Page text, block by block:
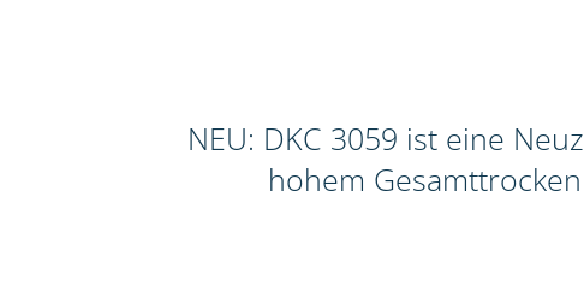
NEU: DKC 3059 ist eine
hohem